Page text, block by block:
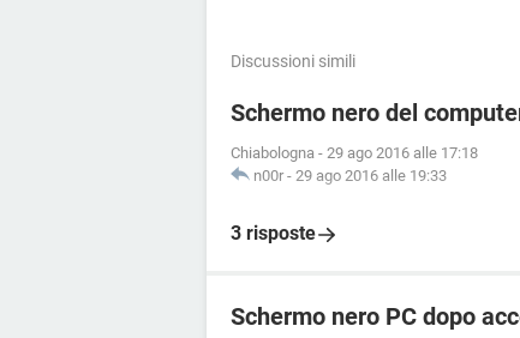
Discussioni simili
Schermo nero del
Chiabologna - 29 ago 2016 alle 17:18
n00r - 29 ago 2016 alle 19:33
3 risposte
Schermo nero PC dopo